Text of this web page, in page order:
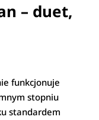
– duet,
funkcjonuje
stopniu
standardem